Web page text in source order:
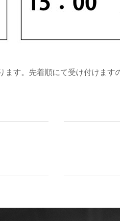
す。先着順にて受け付けます